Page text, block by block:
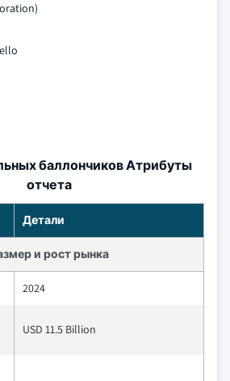
баллончиков Атрибуты
отчета
Детали
и рост рынка
2024
USD 11.5 Billion